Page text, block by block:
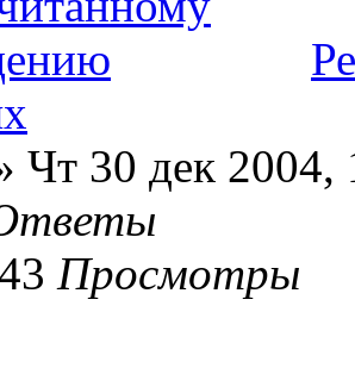
Чт 30 дек 2004,
Просмотры